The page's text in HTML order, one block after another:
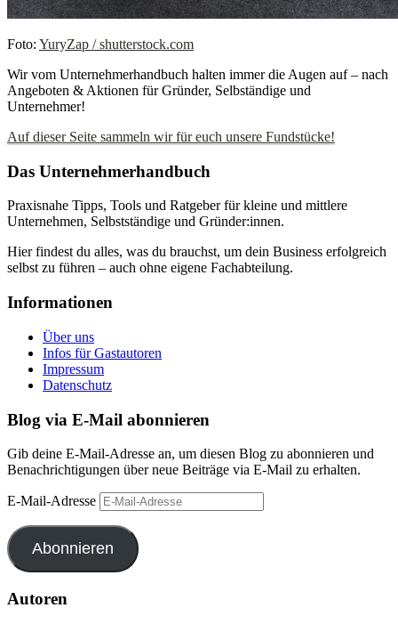
Foto: YuryZap / shutterstock.com
Wir vom Unternehmerhandbuch halten immer die Augen auf – nach
Angeboten & Aktionen für Gründer, Selbständige und
Unternehmer!
Auf dieser Seite sammeln wir für euch unsere Fundstücke!
Das Unternehmerhandbuch
Praxisnahe Tipps, Tools und Ratgeber für kleine und mittlere
Unternehmen, Selbstständige und Gründer:innen.
Hier findest du alles, was du brauchst, um dein Business erfolgreich
selbst zu führen – auch ohne eigene Fachabteilung.
Informationen
Über uns
Infos für Gastautoren
Impressum
Datenschutz
Blog via E-Mail abonnieren
Gib deine E-Mail-Adresse an, um diesen Blog zu abonnieren und
Benachrichtigungen über neue Beiträge via E-Mail zu erhalten.
E-Mail-Adresse
Abonnieren
Autoren